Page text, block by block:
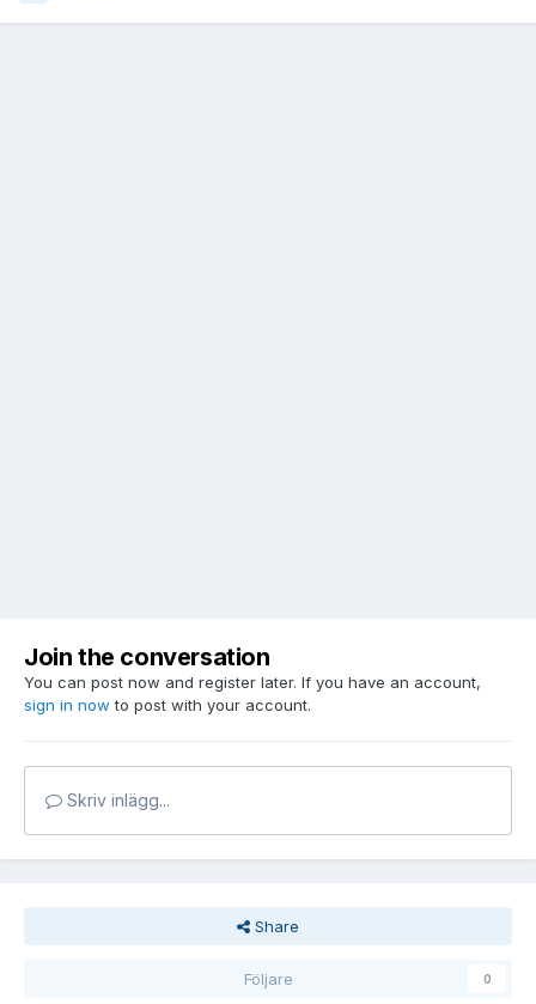
Join the conversation
You can post now and register later. If you have an account,
sign in now to post with your account.
Skriv inlägg...
Share
Följare 0